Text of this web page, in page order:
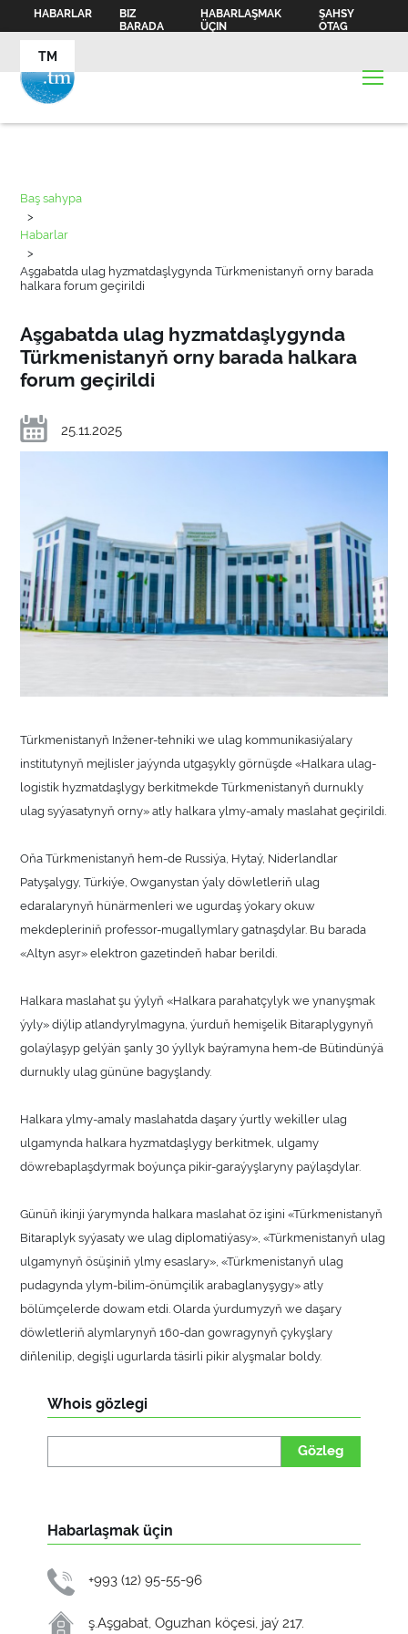
HABARLAR
BIZ
BARADA
HABARLAŞMAK
ÜÇIN
ŞAHSY
OTAG
TM
Baş sahypa
>
Habarlar
>
Aşgabatda ulag hyzmatdaşlygynda Türkmenistanyň orny barada
halkara forum geçirildi
Aşgabatda ulag hyzmatdaşlygynda
Türkmenistanyň orny barada halkara
forum geçirildi
25.11.2025
Türkmenistanyň Inžener-tehniki we ulag kommunikasiýalary
institutynyň mejlisler jaýynda utgaşykly görnüşde «Halkara ulag-
logistik hyzmatdaşlygy berkitmekde Türkmenistanyň durnukly
ulag syýasatynyň orny» atly halkara ylmy-amaly maslahat geçirildi.
Oňa Türkmenistanyň hem-de Russiýa, Hytaý, Niderlandlar
Patyşalygy, Türkiýe, Owganystan ýaly döwletleriň ulag
edaralarynyň hünärmenleri we ugurdaş ýokary okuw
mekdepleriniň professor-mugallymlary gatnaşdylar. Bu barada
«Altyn asyr» elektron gazetindeň habar berildi.
Halkara maslahat şu ýylyň «Halkara parahatçylyk we ynanyşmak
ýyly» diýlip atlandyrylmagyna, ýurduň hemişelik Bitaraplygynyň
golaýlaşyp gelýän şanly 30 ýyllyk baýramyna hem-de Bütindünýä
durnukly ulag gününe bagyşlandy.
Halkara ylmy-amaly maslahatda daşary ýurtly wekiller ulag
ulgamynda halkara hyzmatdaşlygy berkitmek, ulgamy
döwrebaplaşdyrmak boýunça pikir-garaýyşlaryny paýlaşdylar.
Günüň ikinji ýarymynda halkara maslahat öz işini «Türkmenistanyň
Bitaraplyk syýasaty we ulag diplomatiýasy», «Türkmenistanyň ulag
ulgamynyň ösüşiniň ylmy esaslary», «Türkmenistanyň ulag
pudagynda ylym-bilim-önümçilik arabaglanyşygy» atly
bölümçelerde dowam etdi. Olarda ýurdumyzyň we daşary
döwletleriň alymlarynyň 160-dan gowragynyň çykyşlary
diňlenilip, degişli ugurlarda täsirli pikir alyşmalar boldy.
Whois gözlegi
Gözleg
Habarlaşmak üçin
+993 (12) 95-55-96
ş.Aşgabat, Oguzhan köçesi, jaý 217.